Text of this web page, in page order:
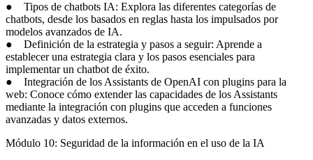
● Tipos de chatbots IA: Explora las diferentes categorías de
chatbots, desde los basados en reglas hasta los impulsados por
modelos avanzados de IA.
● Definición de la estrategia y pasos a seguir: Aprende a
establecer una estrategia clara y los pasos esenciales para
implementar un chatbot de éxito.
● Integración de los Assistants de OpenAI con plugins para la
web: Conoce cómo extender las capacidades de los Assistants
mediante la integración con plugins que acceden a funciones
avanzadas y datos externos.
Módulo 10: Seguridad de la información en el uso de la IA